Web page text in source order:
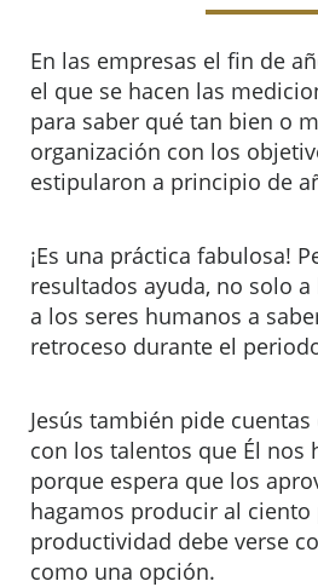
En las empresas el fin de
el que se hacen las
para saber qué tan bien o
organización con los
estipularon a principio de
¡Es una práctica fabulosa!
resultados ayuda, no solo
a los seres humanos a
retroceso durante el
Jesús también pide
con los talentos que Él nos
porque espera que los
hagamos producir al ciento
productividad debe verse
como una opción.